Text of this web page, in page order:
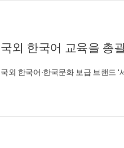
국외 한국어 교육을 총
국외 한국어·한국문화 보급 브랜드